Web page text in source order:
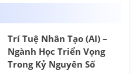
Trí Tuệ Nhân Tạo (AI) –
Ngành Học Triển Vọng
Trong Kỷ Nguyên Số